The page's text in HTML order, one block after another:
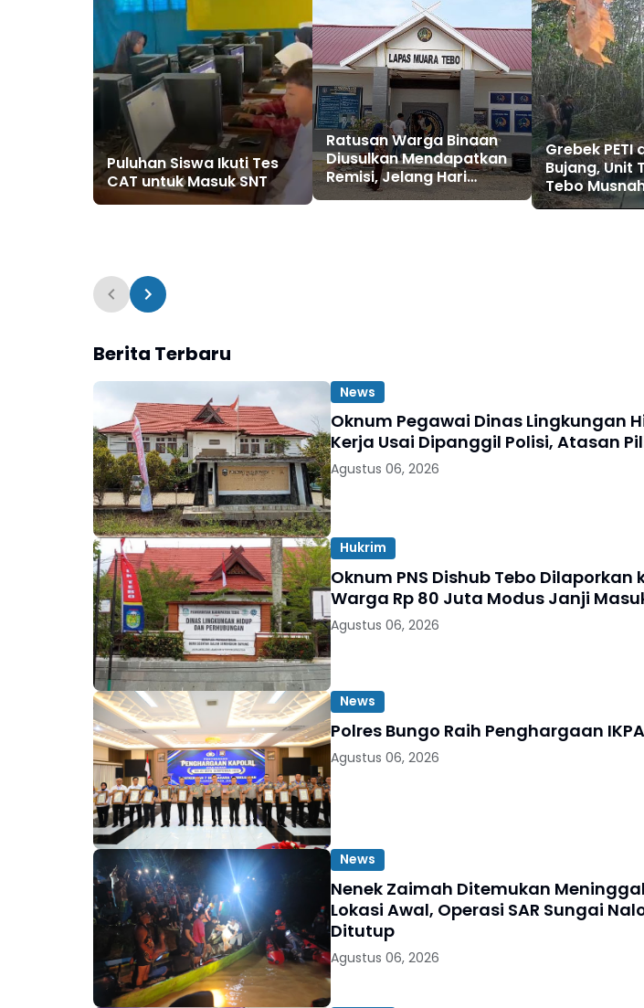
Puluhan Siswa Ikuti Tes
CAT untuk Masuk SNT
Ratusan Warga Binaan
Diusulkan Mendapatkan
Remisi, Jelang Hari
Kemerdekaan RI ke 81
Grebek PETI
Bujang, Unit
Tebo
Rakit
Berita Terbaru
News
Oknum Pegawai Dinas Lingkungan
Kerja Usai Dipanggil Polisi, Atasan
Agustus 06, 2026
Hukrim
Oknum PNS Dishub Tebo Dilaporkan
Warga Rp 80 Juta Modus Janji
Agustus 06, 2026
News
Polres Bungo Raih Penghargaan
Agustus 06, 2026
News
Nenek Zaimah Ditemukan
Lokasi Awal, Operasi SAR Sungai
Ditutup
Agustus 06, 2026